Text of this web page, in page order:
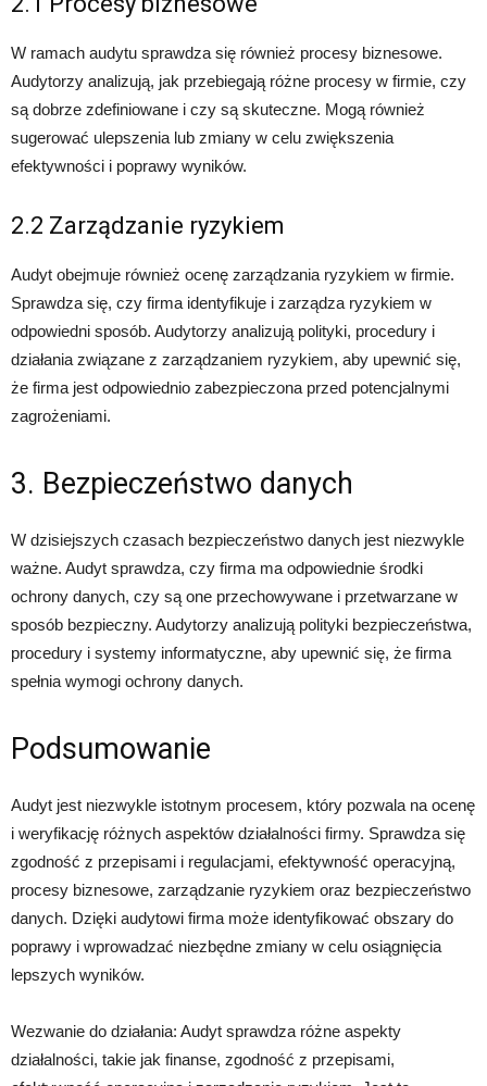
W ramach audytu sprawdza się również procesy biznesowe.
Audytorzy analizują, jak przebiegają różne procesy w firmie, czy
są dobrze zdefiniowane i czy są skuteczne. Mogą również
sugerować ulepszenia lub zmiany w celu zwiększenia
efektywności i poprawy wyników.
2.2 Zarządzanie ryzykiem
Audyt obejmuje również ocenę zarządzania ryzykiem w firmie.
Sprawdza się, czy firma identyfikuje i zarządza ryzykiem w
odpowiedni sposób. Audytorzy analizują polityki, procedury i
działania związane z zarządzaniem ryzykiem, aby upewnić się,
że firma jest odpowiednio zabezpieczona przed potencjalnymi
zagrożeniami.
3. Bezpieczeństwo danych
W dzisiejszych czasach bezpieczeństwo danych jest niezwykle
ważne. Audyt sprawdza, czy firma ma odpowiednie środki
ochrony danych, czy są one przechowywane i przetwarzane w
sposób bezpieczny. Audytorzy analizują polityki bezpieczeństwa,
procedury i systemy informatyczne, aby upewnić się, że firma
spełnia wymogi ochrony danych.
Podsumowanie
Audyt jest niezwykle istotnym procesem, który pozwala na ocenę
i weryfikację różnych aspektów działalności firmy. Sprawdza się
zgodność z przepisami i regulacjami, efektywność operacyjną,
procesy biznesowe, zarządzanie ryzykiem oraz bezpieczeństwo
danych. Dzięki audytowi firma może identyfikować obszary do
poprawy i wprowadzać niezbędne zmiany w celu osiągnięcia
lepszych wyników.
Wezwanie do działania: Audyt sprawdza różne aspekty
działalności, takie jak finanse, zgodność z przepisami,